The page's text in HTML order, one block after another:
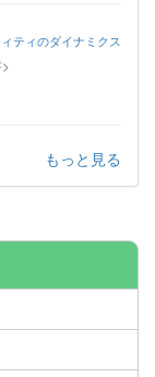
ティのダイナミクス
もっと見る